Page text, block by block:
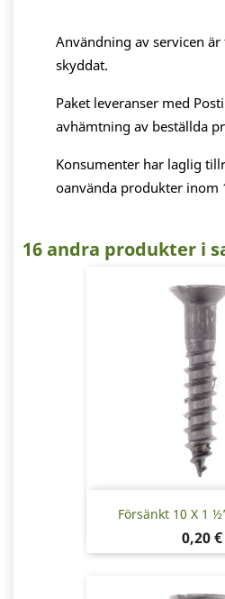
Användning av servicen
skyddat.
Paket leveranser med
avhämtning av beställda
Konsumenter har laglig
oanvända produkter inom
16 andra produkter i
Försänkt 10 X 1
Pris
0,20 €